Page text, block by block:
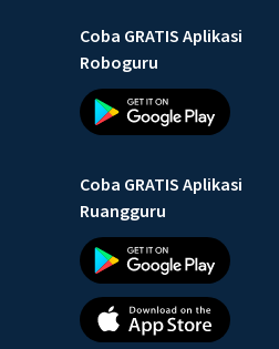
Coba GRATIS Aplikasi
Roboguru
Coba GRATIS Aplikasi
Ruangguru